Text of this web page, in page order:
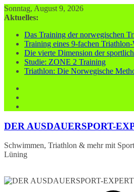
Zum
Inhalt
Sonntag, August 9, 2026
Aktuelles:
Das Training der norwegischen
Training eines 9-fachen Triathlon-
Die vierte Dimension der
Studie: ZONE 2 Training
Triathlon: Die Norwegische
DER AUSDAUERSPORT-
Schwimmen, Triathlon & mehr mit
Lüning